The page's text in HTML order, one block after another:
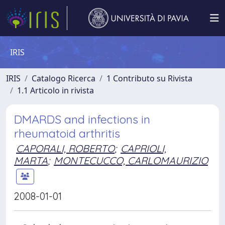
IRIS
IRIS Catalogo Ricerca
1 Contributo su Rivista
1.1 Articolo in rivista
DMARDS and infections in
rheumatoid arthritis
CAPORALI, ROBERTO; CAPRIOLI,
MARTA; MONTECUCCO, CARLOMAURIZIO
2008-01-01